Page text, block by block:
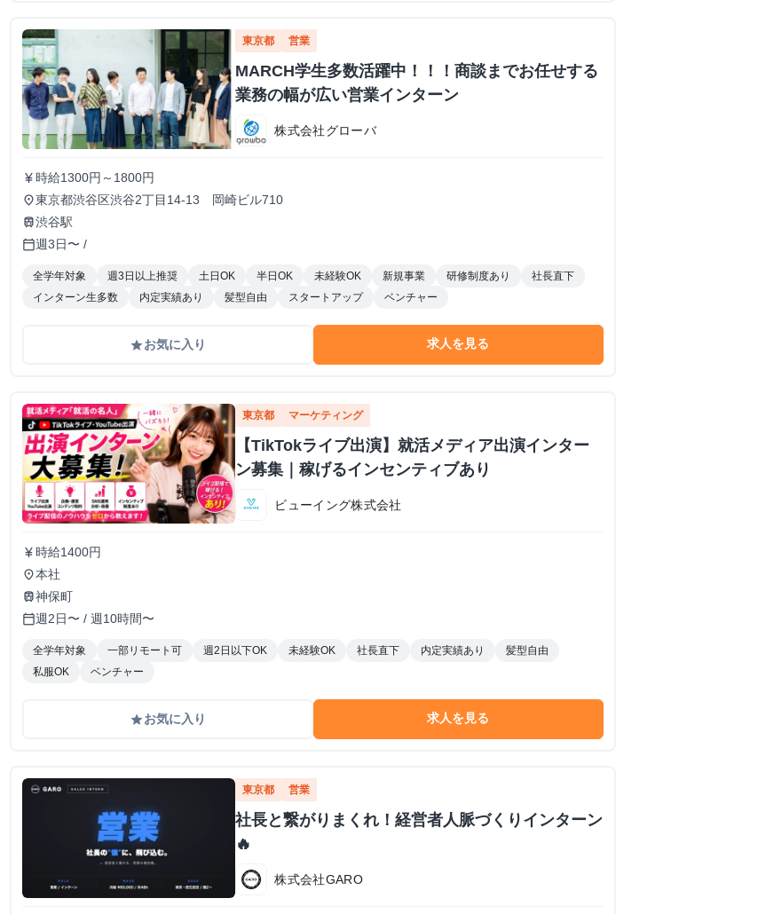
東京都 営業
MARCH学生多数活躍中！！！商談までお任せする
業務の幅が広い営業インターン
株式会社グローバ
currency_yen時給1300円～1800円
place東京都渋谷区渋谷2丁目14-13 岡崎ビル710
train渋谷駅
calendar_today週3日〜 /
全学年対象 週3日以上推奨 土日OK 半日OK 未経験OK 新規事業 研修制度あり
社長直下
インターン生多数
内定実績あり 髪型自由 スタートアップ ベンチャー
gradeお気に入り 求人を見る
東京都 マーケティング
【TikTokライブ出演】就活メディア出演インター
ン募集｜稼げるインセンティブあり
ビューイング株式会社
currency_yen時給1400円
place本社
train神保町
calendar_today週2日〜 / 週10時間〜
全学年対象 一部リモート可 週2日以下OK 未経験OK 社長直下 内定実績あり
髪型自由
私服OK
ベンチャー
gradeお気に入り 求人を見る
東京都 営業
社長と繋がりまくれ！経営者人脈づくりインターン
🔥
株式会社GARO